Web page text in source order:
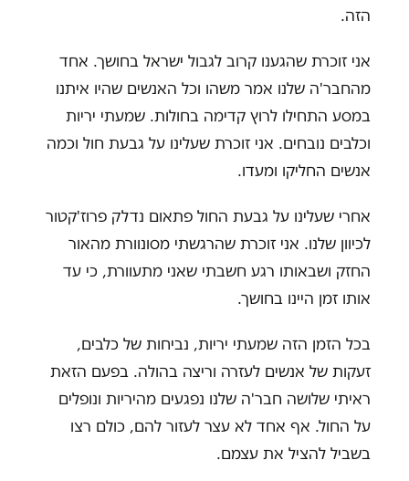
הזה.
אני זוכרת שהגענו קרוב לגבול ישראל בחושך. אחד
מהחבר'ה שלנו אמר משהו וכל האנשים שהיו איתנו
במסע התחילו לרוץ קדימה בחולות. שמעתי יריות
וכלבים נובחים. אני זוכרת שעלינו על גבעת חול וכמה
אנשים החליקו ומעדו.
אחרי שעלינו על גבעת החול פתאום נדלק פרוז'קטור
לכיוון שלנו. אני זוכרת שהרגשתי מסונוורת מהאור
החזק ושבאותו רגע חשבתי שאני מתעוורת, כי עד
אותו זמן היינו בחושך.
בכל הזמן הזה שמעתי יריות, נביחות של כלבים,
זעקות של אנשים לעזרה וריצה בהולה. בפעם הזאת
ראיתי שלושה חבר'ה שלנו נפגעים מהיריות ונופלים
על החול. אף אחד לא עצר לעזור להם, כולם רצו
בשביל להציל את עצמם.